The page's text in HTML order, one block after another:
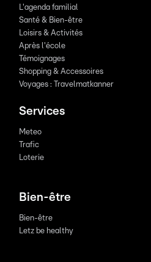
L'agenda familial
Santé & Bien-être
Loisirs & Activités
Après l'école
Témoignages
Shopping & Accessoires
Voyages : Travelmatkanner
Services
Meteo
Trafic
Loterie
Bien-être
Bien-être
Letz be healthy